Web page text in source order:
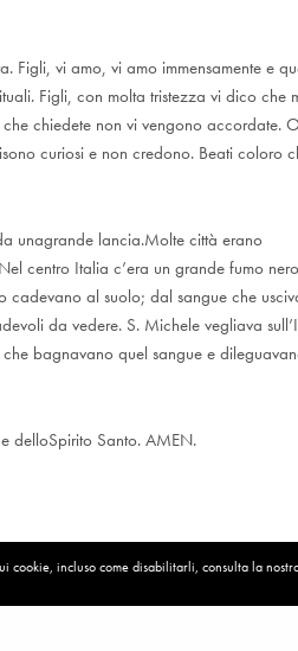
vi amo, vi amo immensamente e
Figli, con molta tristezza vi dico che
chiedete non vi vengono accordate.
curiosi e non credono. Beati coloro
unagrande lancia.Molte città erano
centro Italia c’era un grande fumo
al suolo; dal sangue che
da vedere. S. Michele vegliava
bagnavano quel sangue e
delloSpirito Santo. AMEN.
cookie, incluso come disabilitarli, consulta la